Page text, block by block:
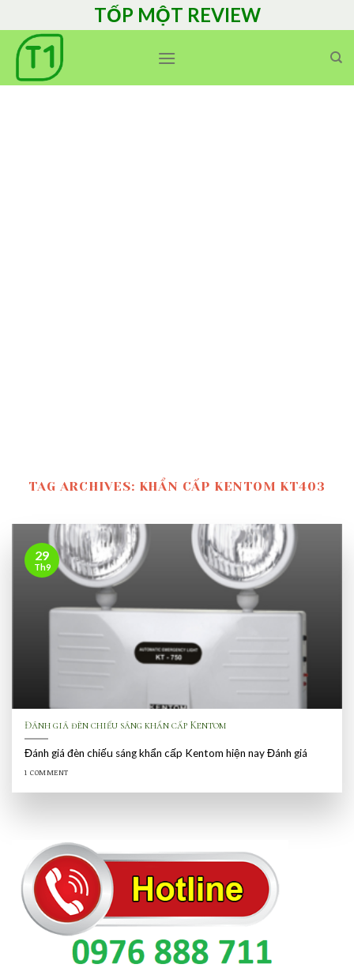
to
content
TỐP MỘT REVIEW
TAG ARCHIVES: KHẨN CẤP KENTOM KT403
Đánh giá đèn chiếu sáng khẩn cấp Kentom
Đánh giá đèn chiếu sáng khẩn cấp Kentom hiện nay Đánh giá
1 COMMENT
29
Th9